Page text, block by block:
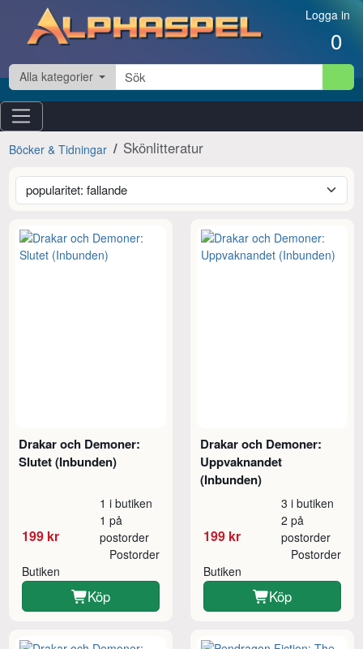
Hoppa till innehåll Logga in
0
Alla kategorier
Böcker & Tidningar Skönlitteratur
Drakar och Demoner:
Slutet (Inbunden)
199 kr
1 i butiken
1 på
postorder
Butiken
Postorder
Köp
Drakar och Demoner:
Uppvaknandet
(Inbunden)
199 kr
3 i butiken
2 på
postorder
Butiken
Postorder
Köp